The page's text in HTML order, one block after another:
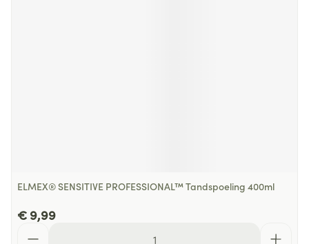
ELMEX® SENSITIVE PROFESSIONAL™ Tandspoeling 400ml
€ 9,99